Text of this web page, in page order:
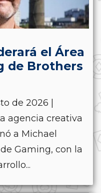
el Área
de Brothers
de 2026 |
agencia creativa
a Michael
Gaming, con la